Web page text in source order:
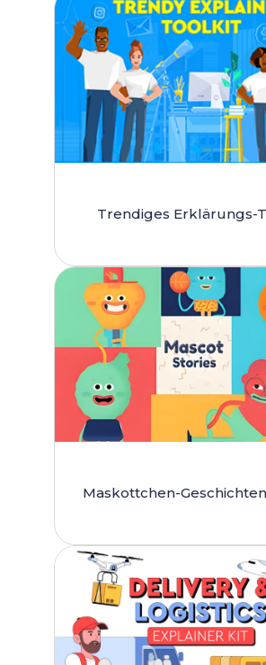
Trendiges Erklärungs-
Maskottchen-